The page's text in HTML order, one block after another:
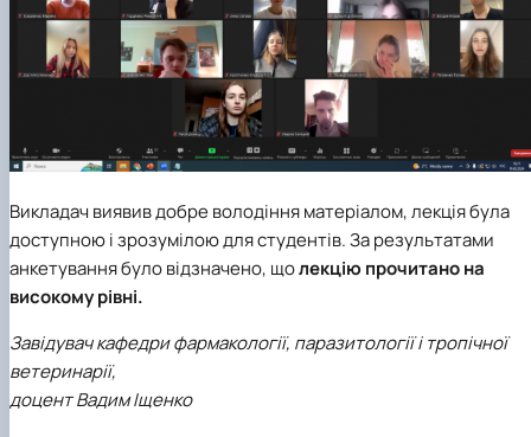
Викладач виявив добре володіння матеріалом, лекція була
доступною і зрозумілою для студентів. За результатами
анкетування було відзначено, щолекцію прочитано на
високому рівні.
Завідувач кафедри фармакології, паразитології і тропічної
ветеринарії,
доцент Вадим Іщенко